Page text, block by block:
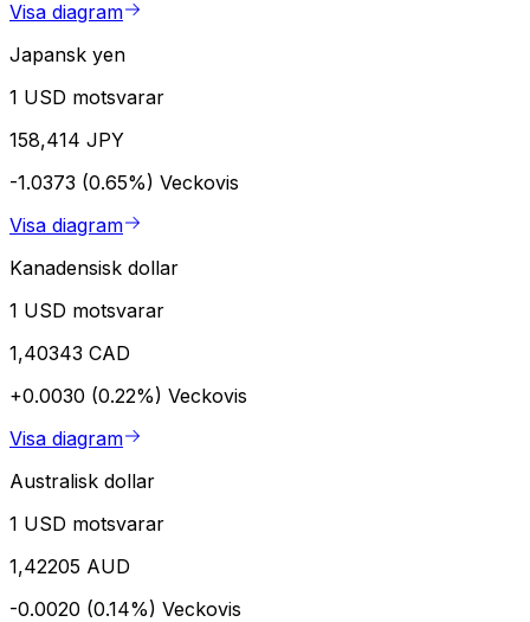
Visa diagram
Japansk yen
1 USD motsvarar
158,414 JPY
-1.0373 (0.65%) Veckovis
Visa diagram
Kanadensisk dollar
1 USD motsvarar
1,40343 CAD
+0.0030 (0.22%) Veckovis
Visa diagram
Australisk dollar
1 USD motsvarar
1,42205 AUD
-0.0020 (0.14%) Veckovis